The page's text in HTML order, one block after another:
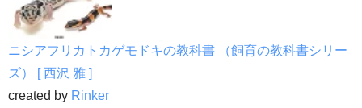
ニシアフリカトカゲモドキの教科書 （飼育の教科書シリー
ズ） [ 西沢 雅 ]
created by Rinker